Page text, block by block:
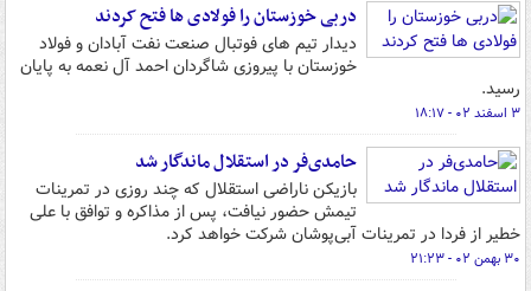
دربی خوزستان را فولادی ها فتح کردند
دیدار تیم های فوتبال صنعت نفت آبادان و فولاد
خوزستان با پیروزی شاگردان احمد آل نعمه به پایان
رسید.
۳ اسفند ۰۲ - ۱۸:۱۷
حامدی‌فر در استقلال ماندگار شد
بازیکن ناراضی استقلال که چند روزی در تمرینات
تیمش حضور نیافت، پس از مذاکره و توافق با علی
خطیر از فردا در تمرینات آبی‌پوشان شرکت خواهد کرد.
۳۰ بهمن ۰۲ - ۲۱:۲۳